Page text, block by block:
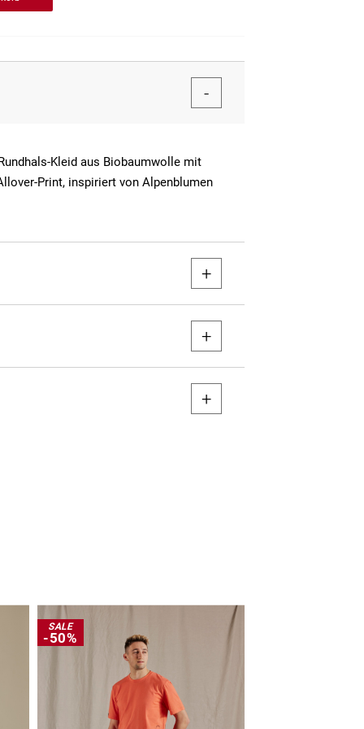
Kleid aus Biobaumwolle mit
Print, inspiriert von Alpenblumen
SALE
-50%